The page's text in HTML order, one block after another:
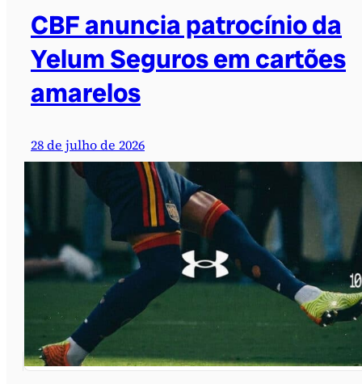
CBF anuncia patrocínio da
Yelum Seguros em cartões
amarelos
28 de julho de 2026